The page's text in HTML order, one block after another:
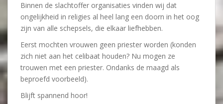
Binnen de slachtoffer organisaties vinden wij dat
ongelijkheid in religies al heel lang een doorn in het oog
zijn van alle schepsels, die elkaar liefhebben.
Eerst mochten vrouwen geen priester worden (konden
zich niet aan het celibaat houden? Nu mogen ze
trouwen met een priester. Ondanks de maagd als
beproefd voorbeeld).
Blijft spannend hoor!